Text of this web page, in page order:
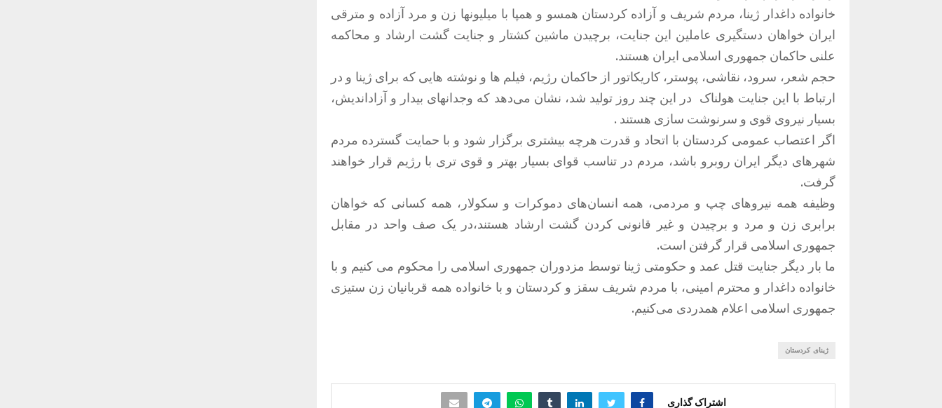
خانواده داغدار ژینا، مردم شریف و آزاده کردستان همسو و همپا با میلیونها زن و مرد آزاده و مترقی
ایران خواهان دستگیری عاملین این جنایت، برچیدن ماشین کشتار و جنایت گشت ارشاد و محاکمه
علنی حاکمان جمهوری اسلامی ایران هستند.
حجم شعر، سرود، نقاشی، پوستر، کاریکاتور از حاکمان رژیم، فیلم ها و نوشته هایی که برای ژینا و در
ارتباط با این جنایت هولناک در این چند روز تولید شد، نشان می‌دهد که وجدانهای بیدار و آزاداندیش،
بسیار نیروی قوی و سرنوشت سازی هستند .
اگر اعتصاب عمومی کردستان با اتحاد و قدرت هرچه بیشتری برگزار شود و با حمایت گسترده مردم
شهرهای دیگر ایران روبرو باشد، مردم در تناسب قوای بسیار بهتر و قوی تری با رژیم قرار خواهند
گرفت.
وظیفه همه نیروهای چپ و مردمی، همه انسان‌های دموکرات و سکولار، همه کسانی که خواهان
برابری زن و مرد و برچیدن و غیر قانونی کردن گشت ارشاد هستند،در یک صف واحد در مقابل
جمهوری اسلامی قرار گرفتن است.
ما بار دیگر جنایت قتل عمد و حکومتی ژینا توسط مزدوران جمهوری اسلامی را محکوم می کنیم و با
خانواده داغدار و محترم امینی، با مردم شریف سقز و کردستان و با خانواده همه قربانیان زن ستیزی
جمهوری اسلامی اعلام همدردی می‌کنیم.
ژینای کردستان
اشتراک گذاری